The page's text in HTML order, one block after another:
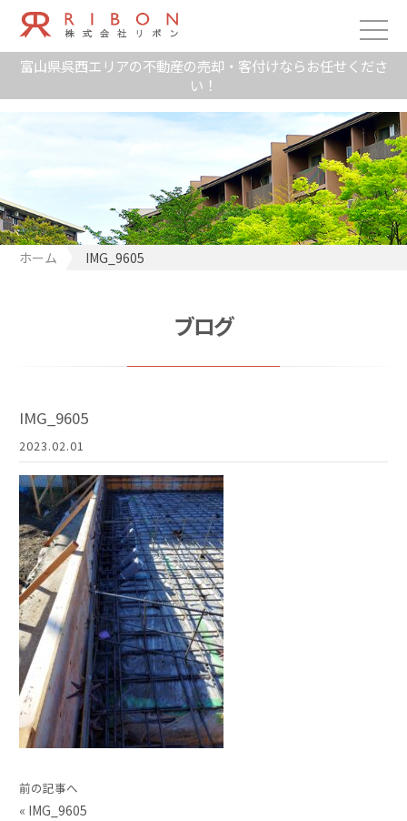
富山県呉西エリアの不動産の売却・客付けならお任せくださ
い！
ホーム IMG_9605
ブログ
IMG_9605
2023.02.01
前の記事へ
« IMG_9605